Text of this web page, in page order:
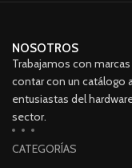
NOSOTROS
Trabajamos con
contar con un catálogo
entusiastas del
sector.
CATEGORÍAS